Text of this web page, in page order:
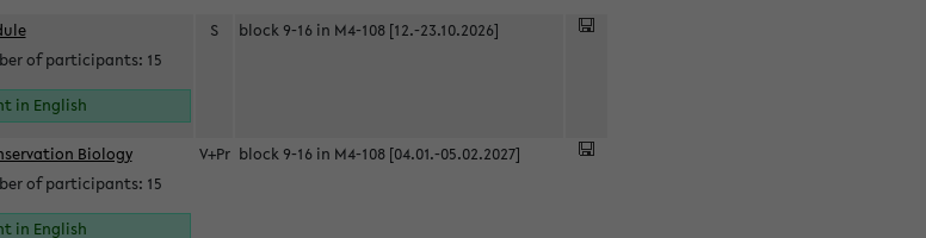
of participants: 15
in English
S block 9-16 in M4-108 [12.-23.10.2026]
Biology
of participants: 15
in English
V+Pr block 9-16 in M4-108 [04.01.-05.02.2027]